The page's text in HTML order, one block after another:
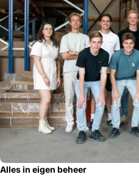
Alles in eigen beheer